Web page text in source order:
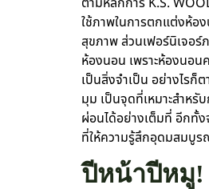
ใช้ภาพในการตกแต่งห้อ
สุขภาพ ส่วนเฟอร์นิเจอร์
ห้องนอน เพราะห้องนอ
เป็นสิ่งจำเป็น อย่างไรก็
มุม เป็นจุดที่เหมาะสำหรั
ผ่อนได้อย่างเต็มที่ อีกทั้
ที่ให้ความรู้สึกอุดมสมบูร
ปีหน้าปีหมู!